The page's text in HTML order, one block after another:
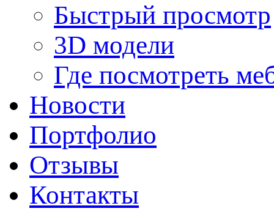
Быстрый просмотр
3D модели
Где посмотреть
Новости
Портфолио
Отзывы
Контакты